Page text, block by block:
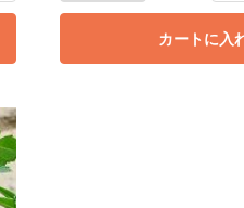
カートに入